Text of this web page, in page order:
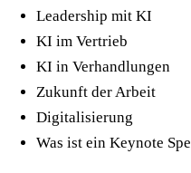
Leadership mit KI
KI im Vertrieb
KI in Verhandlungen
Zukunft der Arbeit
Digitalisierung
Was ist ein Keynote